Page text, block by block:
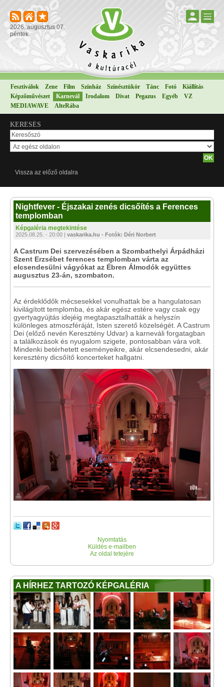
2026. augusztus 07.
péntek
Fesztiválok Zene Film Színház Színésztükör Tánc Fotó
Kiállítás
Képzőművészet
Karnevál Irodalom Divat Pegazus Egyéb
VZ
MEDIAWAVE
AlteRába
KERESÉS
Vissza az előző oldalra
Nightfever - Éjszakai zenés dicsőítés a Ferences
templomban
Képgaléria megtekintése
2025.08.25. - 20:00 | vaskarika.hu - Fotók: Déri Norbert
A Castrum Dei szervezésében a Szombathelyi Árpádházi
Szent Erzsébet ferences templomban várta az
elcsendesülni vágyókat az Ébren Álmodók együttes
augusztus 23-án, szombaton.
Az érdeklődők mécsesekkel vonulhattak be a hangulatosan
kivilágított templomba, és akár egész estére vagy csak egy
gyertyagyújtás idejéig megtapasztalhatták a helyszín
különleges atmoszféráját, Isten szerető közelségét. A Castrum
Dei (előző nevén Keresztény Udvar) a karneváli forgatagban
a találkozások és nyugalom szigete, pontosabban vára volt.
Mindenki betérhetett eseményeikre, akár elcsendesedni, akár
keresztény dicsőítő koncerteket hallgatni.
Nyomtatás
Küldés e-mailben
Az oldal tetejére
A HÍRHEZ TARTOZÓ KÉPGALÉRIA